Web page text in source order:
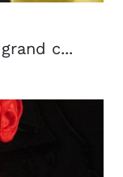
c...